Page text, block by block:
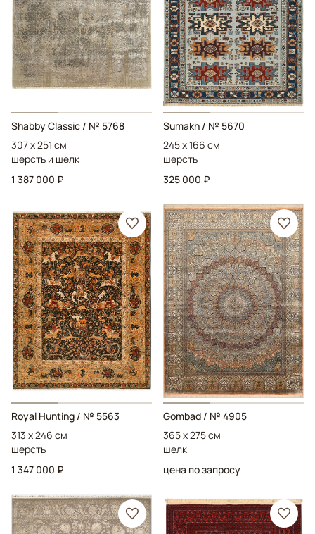
Shabby Classic / № 5768
307 x 251 см
шерсть и шелк
1 387 000 ₽
Sumakh / № 5670
245 x 166 см
шерсть
325 000 ₽
Royal Hunting / № 5563
313 x 246 см
шерсть
1 347 000 ₽
Gombad / № 4905
365 x 275 см
шелк
цена по запросу